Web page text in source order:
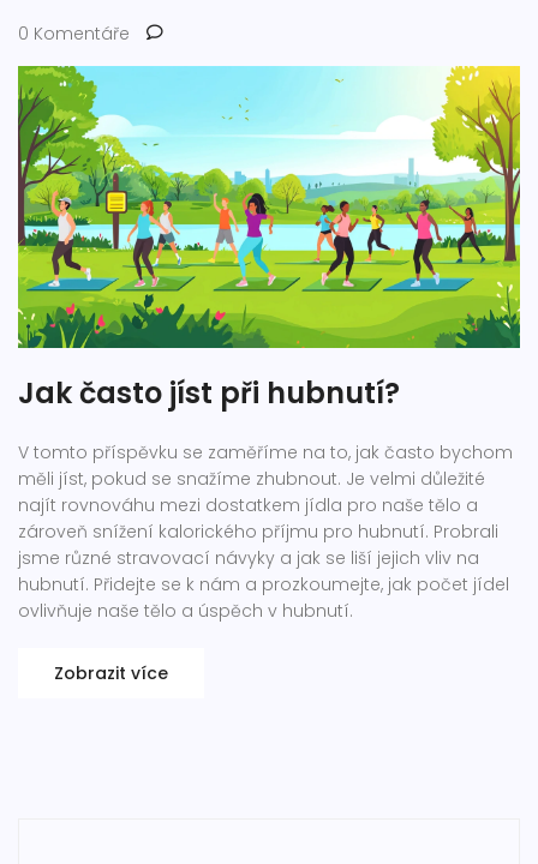
0 Komentáře
Jak často jíst při hubnutí?
V tomto příspěvku se zaměříme na to, jak často bychom
měli jíst, pokud se snažíme zhubnout. Je velmi důležité
najít rovnováhu mezi dostatkem jídla pro naše tělo a
zároveň snížení kalorického příjmu pro hubnutí. Probrali
jsme různé stravovací návyky a jak se liší jejich vliv na
hubnutí. Přidejte se k nám a prozkoumejte, jak počet jídel
ovlivňuje naše tělo a úspěch v hubnutí.
Zobrazit více